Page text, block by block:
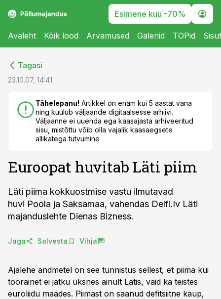
Esimene kuu -70%
Avaleht Kõik lood Arvamused Galeriid TOPid
Tagasi
23.10.07, 14:41
Tähelepanu! Artikkel on enam kui 5 aastat vana
ning kuulub väljaande digitaalsesse arhiivi.
Väljaanne ei uuenda ega kaasajasta arhiveeritud
sisu, mistõttu võib olla vajalik kaasaegsete
allikatega tutvumine
Euroopat huvitab Läti piim
Läti piima kokkuostmise vastu ilmutavad
huvi Poola ja Saksamaa, vahendas Delfi.lv Läti
majanduslehte Dienas Bizness.
Jaga Salvesta Vihja
Ajalehe andmetel on see tunnistus sellest, et piima kui
toorainet ei jätku üksnes ainult Lätis, vaid ka teistes
euroliidu maades. Piimast on saanud defitsiitne kaup,